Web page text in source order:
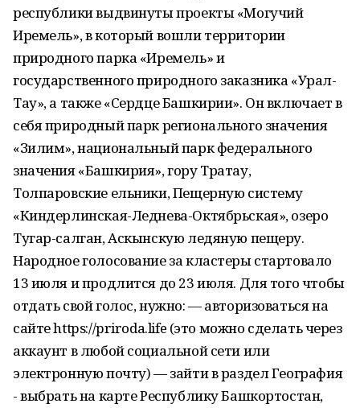
республики выдвинуты проекты «Могучий
Иремель», в который вошли территории
природного парка «Иремель» и
государственного природного заказника «Урал-
Тау», а также «Сердце Башкирии». Он включает в
себя природный парк регионального значения
«Зилим», национальный парк федерального
значения «Башкирия», гору Тратау,
Толпаровские ельники, Пещерную систему
«Киндерлинская-Леднева-Октябрьская», озеро
Тугар-салган, Аскынскую ледяную пещеру.
Народное голосование за кластеры стартовало
13 июля и продлится до 23 июля. Для того чтобы
отдать свой голос, нужно: — авторизоваться на
сайте https://priroda.life (это можно сделать через
аккаунт в любой социальной сети или
электронную почту) — зайти в раздел География
- выбрать на карте Республику Башкортостан,